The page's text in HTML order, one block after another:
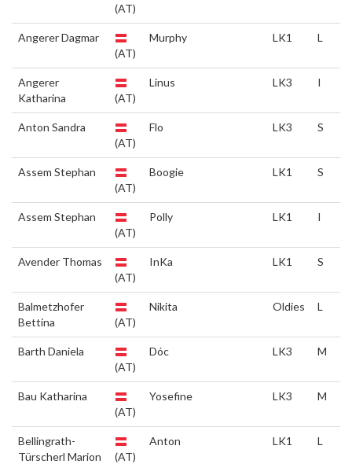
(AT)
Angerer Dagmar
(AT)
Murphy LK1 L
Angerer
Katharina
(AT)
Linus LK3 I
Anton Sandra
(AT)
Flo LK3 S
Assem Stephan
(AT)
Boogie LK1 S
Assem Stephan
(AT)
Polly LK1 I
Avender Thomas
(AT)
InKa LK1 S
Balmetzhofer
Bettina
(AT)
Nikita Oldies L
Barth Daniela
(AT)
Dóc LK3 M
Bau Katharina
(AT)
Yosefine LK3 M
Bellingrath-
Türscherl Marion
(AT)
Anton LK1 L